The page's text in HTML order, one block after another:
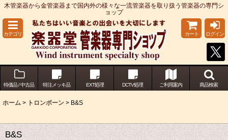
木管楽器から金管楽器まで国内外の様々な一流管楽器を取り扱う管楽器の専門シ
ョップ
カテゴリ カート ログイン
特価品 / 中古品 特注メッキ品 EXT処理 DCTV処理 ご利用案内 商品検索
ホーム > トロンボーン > B&S
B&S